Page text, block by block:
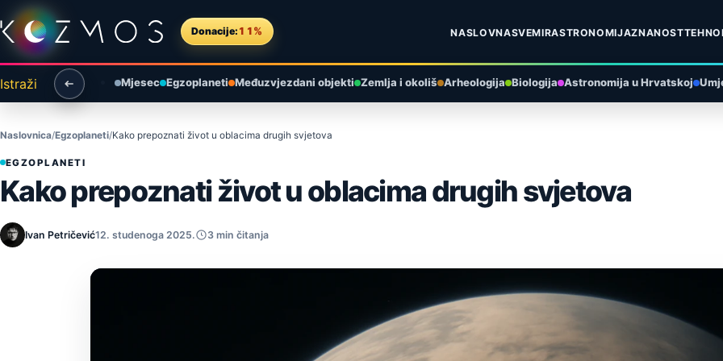
Preskoči na sadržaj
Donacije: 11% NASLOVNASVEMIRASTRONOMIJAZNANOST
Istraži Mjesec Egzoplaneti Međuzvjezdani objekti Zemlja i okoliš Arheologija Biologija Astronomija u Hrvatskoj
Naslovnica Egzoplaneti Kako prepoznati život u oblacima drugih svjetova
EGZOPLANETI
Kako prepoznati život u oblacima drugih svjetova
Ivan Petričević12. studenoga 2025. 3 min čitanja